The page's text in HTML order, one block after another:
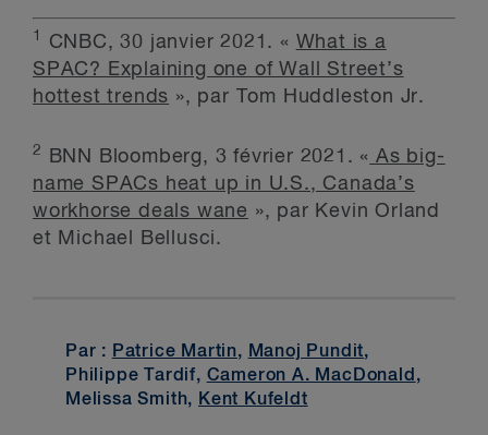
1 CNBC, 30 janvier 2021. « What is a
SPAC? Explaining one of Wall Street’s
hottest trends », par Tom Huddleston Jr.
2 BNN Bloomberg, 3 février 2021. « As big-
name SPACs heat up in U.S., Canada’s
workhorse deals wane », par Kevin Orland
et Michael Bellusci.
Par : Patrice Martin, Manoj Pundit,
Philippe Tardif, Cameron A. MacDonald ,
Melissa Smith, Kent Kufeldt